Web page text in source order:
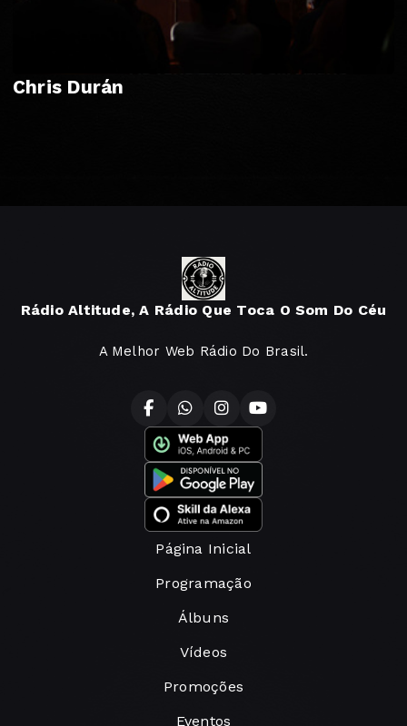
Chris Durán
Rádio Altitude, A Rádio Que Toca O Som Do Céu
A Melhor Web Rádio Do Brasil.
Página Inicial
Programação
Álbuns
Vídeos
Promoções
Eventos